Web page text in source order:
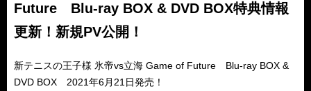
Future Blu-ray BOX & DVD BOX特典情報
更新！新規PV公開！
新テニスの王子様 氷帝vs立海 Game of Future Blu-ray BOX &
DVD BOX 2021年6月21日発売！